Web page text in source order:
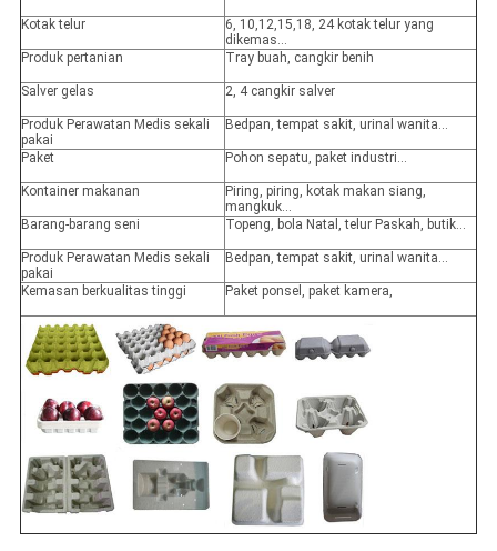
Kotak telur
6, 10,12,15,18, 24 kotak telur yang
dikemas...
Produk pertanian
Tray buah, cangkir benih
Salver gelas 2, 4 cangkir salver
Produk Perawatan Medis sekali
pakai
Bedpan, tempat sakit, urinal wanita...
Paket Pohon sepatu, paket industri...
Kontainer makanan
Piring, piring, kotak makan siang,
mangkuk...
Barang-barang seni
Topeng, bola Natal, telur Paskah, butik...
Produk Perawatan Medis sekali
pakai
Bedpan, tempat sakit, urinal wanita...
Kemasan berkualitas tinggi Paket ponsel, paket kamera,